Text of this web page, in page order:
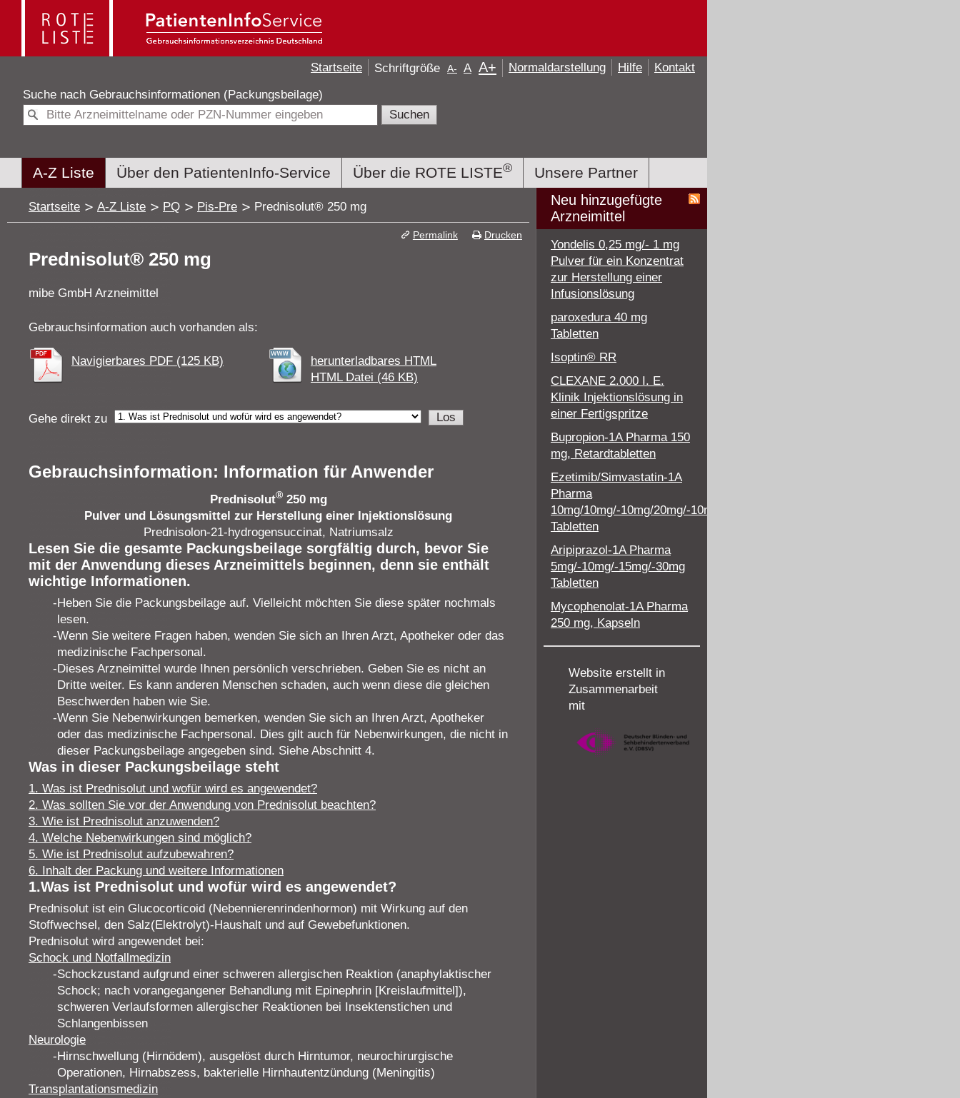
Suche nach Gebrauchsinformationen (Packungsbeilage)
A-Z Liste Über den PatientenInfo-Service Über die ROTE LISTE® Unsere Partner
Startseite Schriftgröße A- A A+ Normaldarstellung Hilfe Kontakt
Startseite A-Z Liste PQ Pis-Pre Prednisolut® 250 mg
Prednisolut® 250 mg
mibe GmbH Arzneimittel
Gebrauchsinformation auch vorhanden als:
Navigierbares PDF (125 KB)
herunterladbares HTML
HTML Datei (46 KB)
Gehe direkt zu
Gebrauchsinformation: Information für Anwender
Prednisolut®250 mg
Pulver und Lösungsmittel zur Herstellung einer Injektionslösung
Prednisolon-21-hydrogensuccinat, Natriumsalz
Lesen Sie die gesamte Packungsbeilage sorgfältig durch, bevor Sie
mit der Anwendung dieses Arzneimittels beginnen, denn sie enthält
wichtige Informationen.
Heben Sie die Packungsbeilage auf. Vielleicht möchten Sie diese später nochmals
lesen.
Wenn Sie weitere Fragen haben, wenden Sie sich an Ihren Arzt, Apotheker oder das
medizinische Fachpersonal.
Dieses Arzneimittel wurde Ihnen persönlich verschrieben. Geben Sie es nicht an
Dritte weiter. Es kann anderen Menschen schaden, auch wenn diese die gleichen
Beschwerden haben wie Sie.
Wenn Sie Nebenwirkungen bemerken, wenden Sie sich an Ihren Arzt, Apotheker
oder das medizinische Fachpersonal. Dies gilt auch für Nebenwirkungen, die nicht in
dieser Packungsbeilage angegeben sind. Siehe Abschnitt 4.
Was in dieser Packungsbeilage steht
1. Was ist Prednisolut und wofür wird es angewendet?
2. Was sollten Sie vor der Anwendung von Prednisolut beachten?
3. Wie ist Prednisolut anzuwenden?
4. Welche Nebenwirkungen sind möglich?
5. Wie ist Prednisolut aufzubewahren?
6. Inhalt der Packung und weitere Informationen
1.Was ist Prednisolut und wofür wird es angewendet?
Prednisolut ist ein Glucocorticoid (Nebennierenrindenhormon) mit Wirkung auf den
Stoffwechsel, den Salz(Elektrolyt)-Haushalt und auf Gewebefunktionen.
Prednisolut wird angewendet bei:
Schock und Notfallmedizin
Schockzustand aufgrund einer schweren allergischen Reaktion (anaphylaktischer
Schock; nach vorangegangener Behandlung mit Epinephrin [Kreislaufmittel]),
schweren Verlaufsformen allergischer Reaktionen bei Insektenstichen und
Schlangenbissen
Neurologie
Hirnschwellung (Hirnödem), ausgelöst durch Hirntumor, neurochirurgische
Operationen, Hirnabszess, bakterielle Hirnhautentzündung (Meningitis)
Transplantationsmedizin
Permalink Drucken
Neu hinzugefügte
Arzneimittel
Yondelis 0,25 mg/- 1 mg
Pulver für ein Konzentrat
zur Herstellung einer
Infusionslösung
paroxedura 40 mg
Tabletten
Isoptin® RR
CLEXANE 2.000 I. E.
Klinik Injektionslösung in
einer Fertigspritze
Bupropion-1A Pharma 150
mg, Retardtabletten
Ezetimib/Simvastatin-1A
Pharma
10mg/10mg/-10mg/20mg/-10mg/40mg/-10mg/80mg
Tabletten
Aripiprazol-1A Pharma
5mg/-10mg/-15mg/-30mg
Tabletten
Mycophenolat-1A Pharma
250 mg, Kapseln
Website erstellt in
Zusammenarbeit
mit